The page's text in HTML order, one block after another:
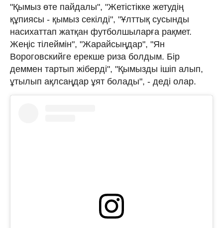
"Қымыз өте пайдалы", "Жетістікке жетудің
құпиясы - қымыз секілді", "Ұлттық сусынды
насихаттап жатқан футболшыларға рақмет.
Жеңіс тілеймін", "Жарайсыңдар", "Ян
Вороговскийге ерекше риза болдым. Бір
деммен тартып жіберді", "Қымызды ішіп алып,
ұтылып ақлсаңдар ұят болады", - деді олар.